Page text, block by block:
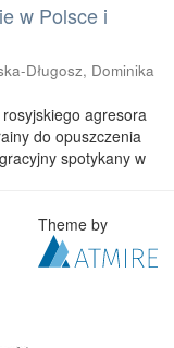
w Polsce i
Długosz, Dominika
agresora
do opuszczenia
spotykany w
Theme by